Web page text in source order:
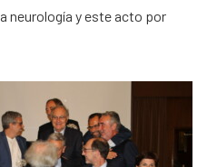
neurología y este acto por